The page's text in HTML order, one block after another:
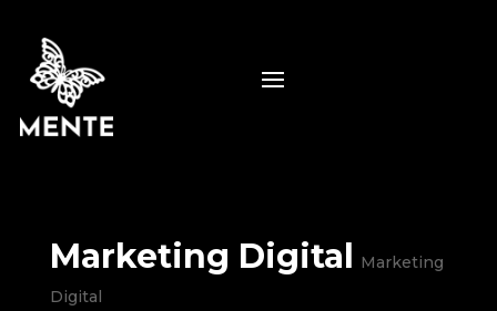
Marketing Digital Marketing
Digital